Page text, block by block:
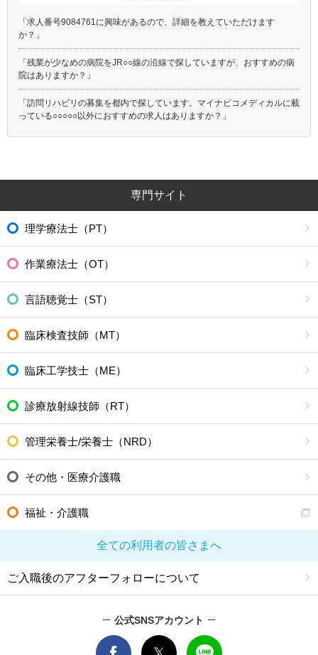
「求人番号9084761に興味があるので、詳細を教えていただけます
か？」
「残業が少なめの病院をJR○○線の沿線で探していますが、おすすめの病
院はありますか？」
「訪問リハビリの募集を都内で探しています。マイナビコメディカルに載
っている○○○○○以外におすすめの求人はありますか？」
専門サイト
理学療法士（PT）
作業療法士（OT）
言語聴覚士（ST）
臨床検査技師（MT）
臨床工学技士（ME）
診療放射線技師（RT）
管理栄養士/栄養士（NRD）
その他・医療介護職
福祉・介護職
全ての利用者の皆さまへ
ご入職後のアフターフォローについて
公式SNSアカウント